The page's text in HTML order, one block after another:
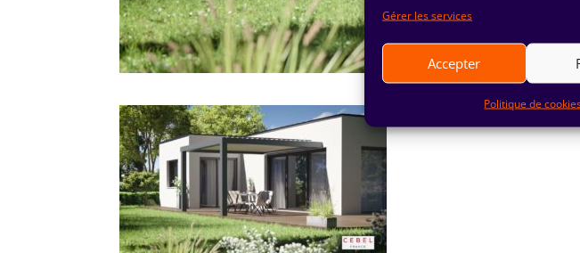
Gérer les services
Accepter
Politique de